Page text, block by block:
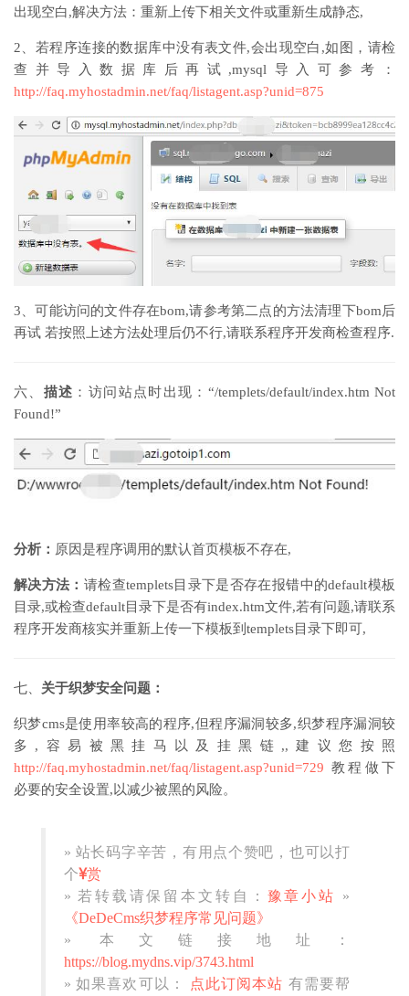
出现空白,解决方法：重新上传下相关文件或重新生成静态,
2、若程序连接的数据库中没有表文件,会出现空白,如图，请检
查并导入数据库后再试,mysql导入可参考：
http://faq.myhostadmin.net/faq/listagent.asp?unid=875
3、可能访问的文件存在bom,请参考第二点的方法清理下bom后
再试 若按照上述方法处理后仍不行,请联系程序开发商检查程序.
六、 描述 ：访问站点时出现：“/templets/default/index.htm Not
Found!”
分析： 原因是程序调用的默认首页模板不存在,
解决方法： 请检查templets目录下是否存在报错中的default模板
目录,或检查default目录下是否有index.htm文件,若有问题,请联系
程序开发商核实并重新上传一下模板到templets目录下即可,
七、 关于织梦安全问题：
织梦cms是使用率较高的程序,但程序漏洞较多,织梦程序漏洞较
多,容易被黑挂马以及挂黑链,,建议您按照
http://faq.myhostadmin.net/faq/listagent.asp?unid=729 教程做下
必要的安全设置,以减少被黑的风险。
» 站长码字辛苦，有用点个赞吧，也可以打
个 赏
» 若转载请保留本文转自： 豫章小站
»
《DeDeCms织梦程序常见问题》
» 本文链接地址：
https://blog.mydns.vip/3743.html
» 如果喜欢可以：
点此订阅本站 有需要帮